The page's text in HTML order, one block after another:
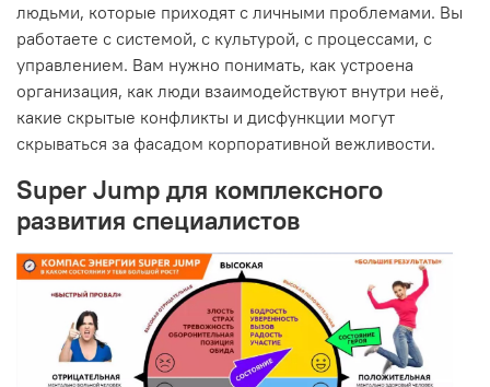
людьми, которые приходят с личными проблемами. Вы
работаете с системой, с культурой, с процессами, с
управлением. Вам нужно понимать, как устроена
организация, как люди взаимодействуют внутри неё,
какие скрытые конфликты и дисфункции могут
скрываться за фасадом корпоративной вежливости.
Super Jump для комплексного
развития специалистов